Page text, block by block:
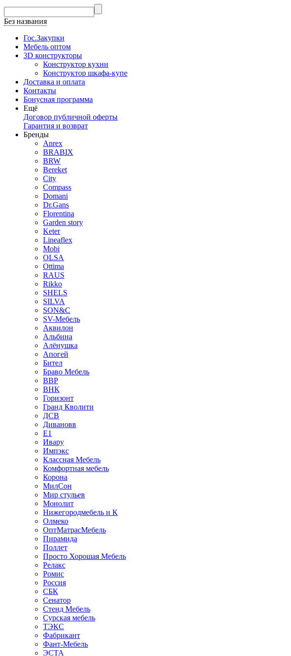
Без названия
Гос.Закупки
Мебель оптом
3D конструкторы
Конструктор кухни
Конструктор шкафа-купе
Доставка и оплата
Контакты
Бонусная программа
Ещё
Договор публичной оферты
Гарантия и возврат
Бренды
Anrex
BRABIX
BRW
Bereket
City
Compass
Domani
Dr.Gans
Florentina
Garden story
Keter
Lineaflex
Mobi
OLSA
Ottima
RAUS
Rikko
SHELS
SILVA
SON&C
SV-Мебель
Аквилон
Альбина
Алёнушка
Апогей
Бител
Браво Мебель
ВВР
ВНК
Горизонт
Гранд Кволити
ДСВ
Дивановв
Е1
Ивару
Импэкс
Классная Мебель
Комфортная мебель
Корона
МилСон
Мир стульев
Монолит
Нижегородмебель и К
Олмеко
ОптМатрасМебель
Пирамида
Поллет
Просто Хорошая Мебель
Релакс
Ромис
Россия
СБК
Сенатор
Стенд Мебель
Сурская мебель
ТЭКС
Фабрикант
Фант-Мебель
ЭСТА